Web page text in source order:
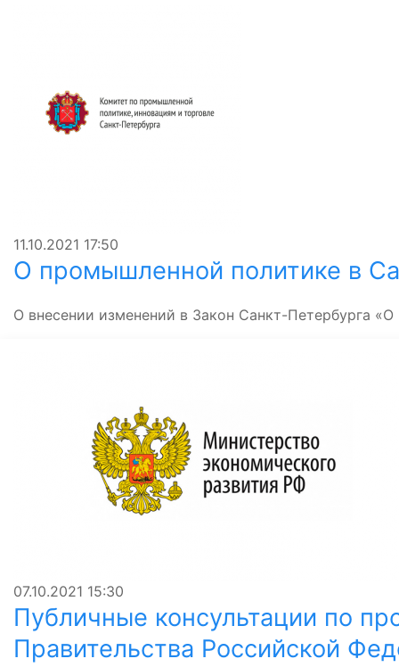
11.10.2021 17:50
О промышленной политике в
О внесении изменений в Закон Санкт-Петербурга
07.10.2021 15:30
Публичные консультации по
Правительства Российской